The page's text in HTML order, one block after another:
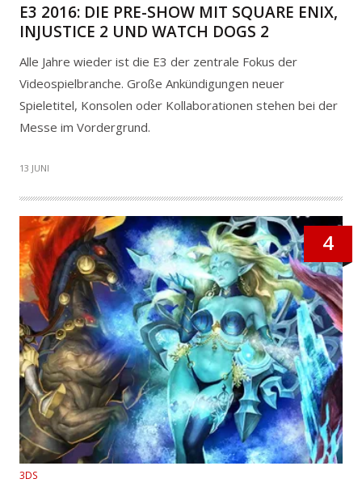
E3 2016: DIE PRE-SHOW MIT SQUARE ENIX,
INJUSTICE 2 UND WATCH DOGS 2
Alle Jahre wieder ist die E3 der zentrale Fokus der
Videospielbranche. Große Ankündigungen neuer
Spieletitel, Konsolen oder Kollaborationen stehen bei der
Messe im Vordergrund.
13 JUNI
4
3DS